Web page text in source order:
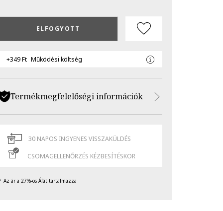
ELFOGYOTT
+349 Ft Működési költség
Termékmegfelelőségi információk
30 NAPOS INGYENES VISSZAKÜLDÉS
CSOMAGELLENŐRZÉS KÉZBESÍTÉSKOR
Az ár a 27%-os Áfát tartalmazza